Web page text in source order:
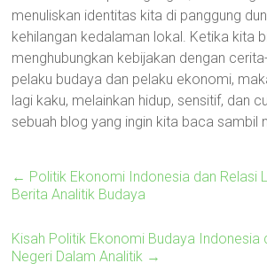
menuliskan identitas kita di panggung
kehilangan kedalaman lokal. Ketika kita
menghubungkan kebijakan dengan
pelaku budaya dan pelaku ekonomi,
lagi kaku, melainkan hidup, sensitif, dan
sebuah blog yang ingin kita baca sambil
← Politik Ekonomi Indonesia dan Relasi
Berita Analitik Budaya
Kisah Politik Ekonomi Budaya Indonesia
Negeri Dalam Analitik →